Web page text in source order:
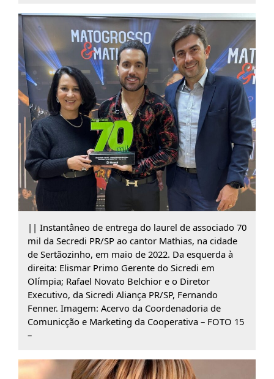
|| Instantâneo de entrega do laurel de associado 70
mil da Secredi PR/SP ao cantor Mathias, na cidade
de Sertãozinho, em maio de 2022. Da esquerda à
direita: Elismar Primo Gerente do Sicredi em
Olímpia; Rafael Novato Belchior e o Diretor
Executivo, da Sicredi Aliança PR/SP, Fernando
Fenner. Imagem: Acervo da Coordenadoria de
Comunicção e Marketing da Cooperativa – FOTO 15
–